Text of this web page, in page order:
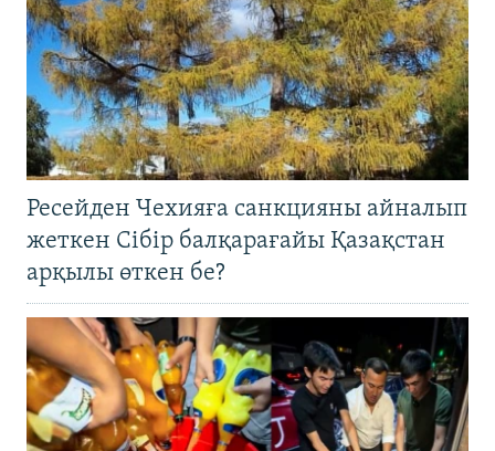
Ресейден Чехияға санкцияны айналып
жеткен Сібір балқарағайы Қазақстан
арқылы өткен бе?